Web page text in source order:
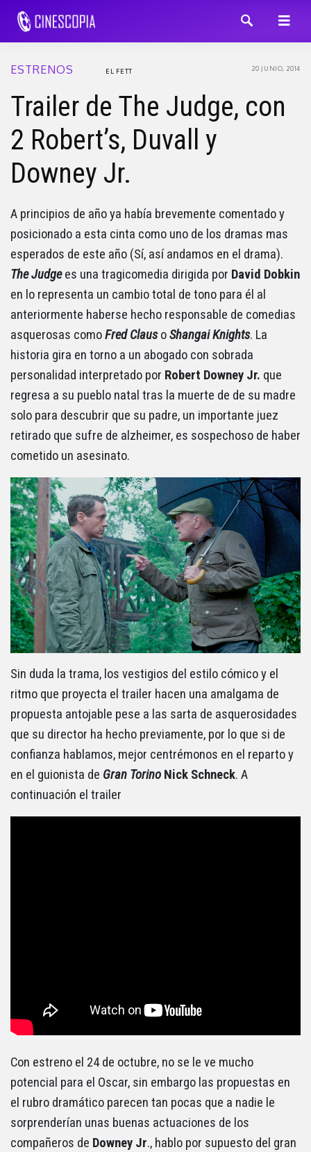
ESTRENOS 20 JUNIO, 2014
EL FETT
Trailer de The Judge, con
2 Robert’s, Duvall y
Downey Jr.
A principios de año ya había brevemente comentado y
posicionado a esta cinta como uno de los dramas mas
esperados de este año (Sí, así andamos en el drama).
The Judgees una tragicomedia dirigida por David Dobkin
en lo representa un cambio total de tono para él al
anteriormente haberse hecho responsable de comedias
asquerosas comoFred Claus oShangai Knights. La
historia gira en torno a un abogado con sobrada
personalidad interpretado por Robert Downey Jr. que
regresa a su pueblo natal tras la muerte de de su madre
solo para descubrir que su padre, un importante juez
retirado que sufre de alzheimer, es sospechoso de haber
cometido un asesinato.
Sin duda la trama, los vestigios del estilo cómico y el
ritmo que proyecta el trailer hacen una amalgama de
propuesta antojable pese a las sarta de asquerosidades
que su director ha hecho previamente, por lo que si de
confianza hablamos, mejor centrémonos en el reparto y
en el guionista de Gran Torino Nick Schneck. A
continuación el trailer
Con estreno el 24 de octubre, no se le ve mucho
potencial para el Oscar, sin embargo las propuestas en
el rubro dramático parecen tan pocas que a nadie le
sorprenderían unas buenas actuaciones de los
compañeros de Downey Jr., hablo por supuesto del gran